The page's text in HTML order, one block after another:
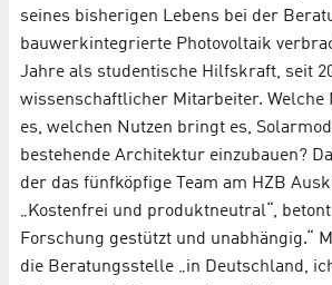
seines bisherigen Lebens bei der
bauwerkintegrierte Photovoltaik
Jahre als studentische Hilfskraft, seit
wissenschaftlicher Mitarbeiter. Welche
es, welchen Nutzen bringt es,
bestehende Architektur einzubauen?
der das fünfköpfige Team am HZB
„Kostenfrei und produktneutral“,
Forschung gestützt und unabhängig.“
die Beratungsstelle „in Deutschland,